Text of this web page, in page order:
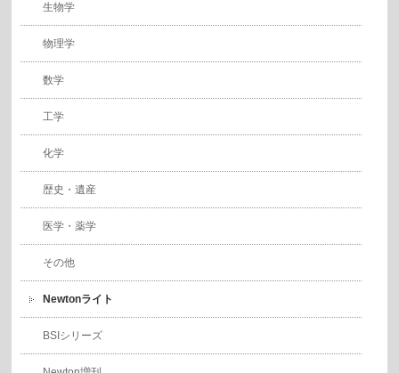
生物学
物理学
数学
工学
化学
歴史・遺産
医学・薬学
その他
Newtonライト
BSIシリーズ